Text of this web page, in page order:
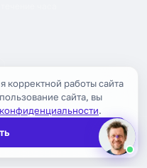
защищены.
конфиденциальности
работы сайта
сайта, вы
.